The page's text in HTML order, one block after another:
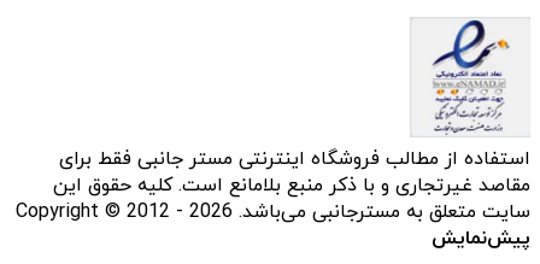
استفاده از مطالب فروشگاه اینترنتی مستر جانبی فقط برای
مقاصد غیرتجاری و با ذکر منبع بلامانع است. کلیه حقوق این
سایت متعلق به مسترجانبی می‌باشد. Copyright © 2012 - 2026
پیش‌نمایش